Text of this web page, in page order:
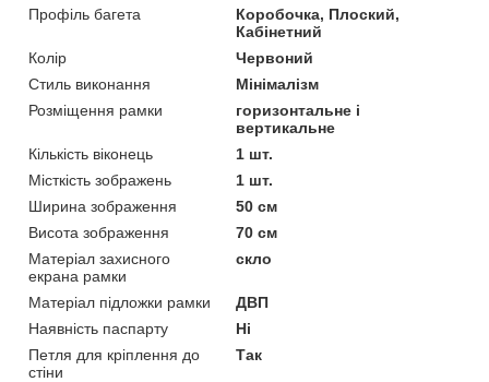
Профіль багета
Коробочка, Плоский,
Кабінетний
Колір
Червоний
Стиль виконання
Мінімалізм
Розміщення рамки
горизонтальне і
вертикальне
Кількість віконець
1 шт.
Місткість зображень
1 шт.
Ширина зображення
50 см
Висота зображення
70 см
Матеріал захисного
екрана рамки
скло
Матеріал підложки рамки
ДВП
Наявність паспарту
Ні
Петля для кріплення до
стіни
Так